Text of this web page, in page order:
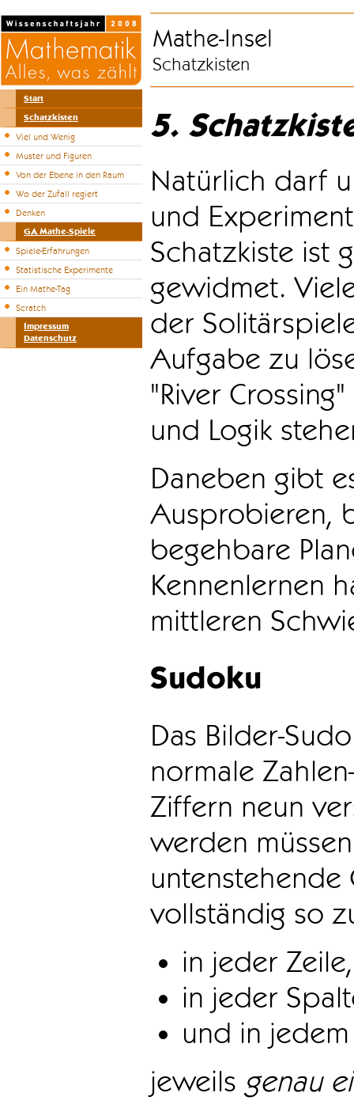
Start
Schatzkisten
Viel und Wenig
Muster und Figuren
Von der Ebene in den Raum
Wo der Zufall regiert
Denken
GA Mathe-Spiele
Spiele-Erfahrungen
Statistische Experimente
Ein Mathe-Tag
Scratch
Impressum
Datenschutz
Mathe-Insel
Schatzkisten
5.
Natürlich darf
und
Schatzkiste ist
gewidmet.
der
Aufgabe zu
"River
und Logik
Daneben gibt
Ausprobieren,
begehbare
Kennenlernen
mittleren
Sudoku
Das Bilder-
normale
Ziffern neun
werden
vollständig so
in jeder Zeile,
in jeder
und in
jeweils genau